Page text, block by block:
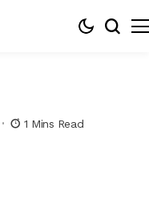
1 Mins Read